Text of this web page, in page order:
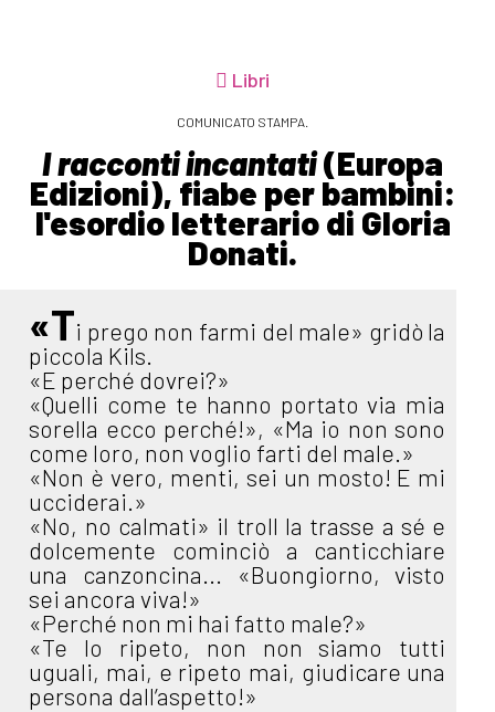
Libri
COMUNICATO STAMPA.
I racconti incantati(Europa
Edizioni), fiabe per bambini:
l'esordio letterario di Gloria
Donati.
«Ti prego non farmi del male» gridò la
piccola Kils.
«E perché dovrei?»
«Quelli come te hanno portato via mia
sorella ecco perché!», «Ma io non sono
come loro, non voglio farti del male.»
«Non è vero, menti, sei un mosto! E mi
ucciderai.»
«No, no calmati» il troll la trasse a sé e
dolcemente cominciò a canticchiare
una canzoncina... «Buongiorno, visto
sei ancora viva!»
«Perché non mi hai fatto male?»
«Te lo ripeto, non non siamo tutti
uguali, mai, e ripeto mai, giudicare una
persona dall’aspetto!»